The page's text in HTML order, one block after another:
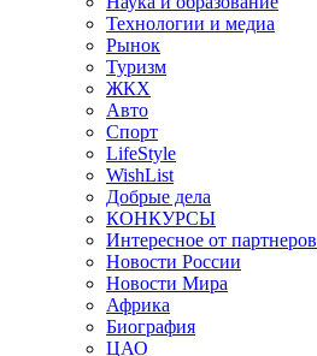
Технологии и медиа
Рынок
Туризм
ЖКХ
Авто
Спорт
LifeStyle
WishList
Добрые дела
КОНКУРСЫ
Интересное от партнеров
Новости России
Новости Мира
Африка
Биография
ЦАО